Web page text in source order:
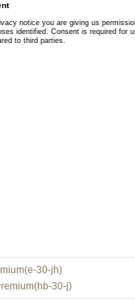
30-jh)
30-j)